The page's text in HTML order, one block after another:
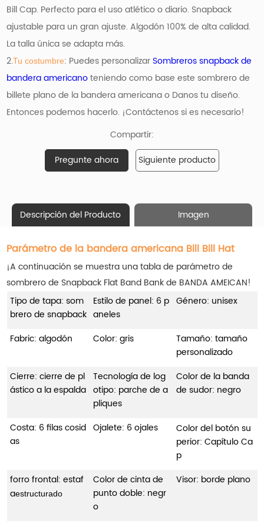
Bill Cap. Perfecto para el uso atlético o diario. Snapback
ajustable para un gran ajuste. Algodón 100% de alta calidad.
La talla única se adapta más.
2.Tu costumbre: Puedes personalizarSombreros snapback de
bandera americanoteniendo como base este sombrero de
billete plano de la bandera americana o Danos tu diseño.
Entonces podemos hacerlo. ¡Contáctenos si es necesario!
Compartir:
Pregunte ahora
Siguiente producto
Descripción del Producto Imagen
Parámetro de la bandera americana Bill Bill Hat
¡A continuación se muestra una tabla de parámetro de
sombrero de Snapback Flat Band Bank de BANDA AMEICAN!
Tipo de tapa: som
brero de snapback
Estilo de panel: 6 p
aneles
Género: unisex
Fabric: algodón Color: gris
Tamaño: tamaño
personalizado
Cierre: cierre de pl
ástico a la espalda
Tecnología de log
otipo: parche de a
pliques
Color de la banda
de sudor: negro
Costa: 6 filas cosid
as
Ojalete: 6 ojales
Color del botón su
perior: Capítulo Ca
p
forro frontal: estaf
aestructurado
Color de cinta de
punto doble: negr
o
Visor: borde plano